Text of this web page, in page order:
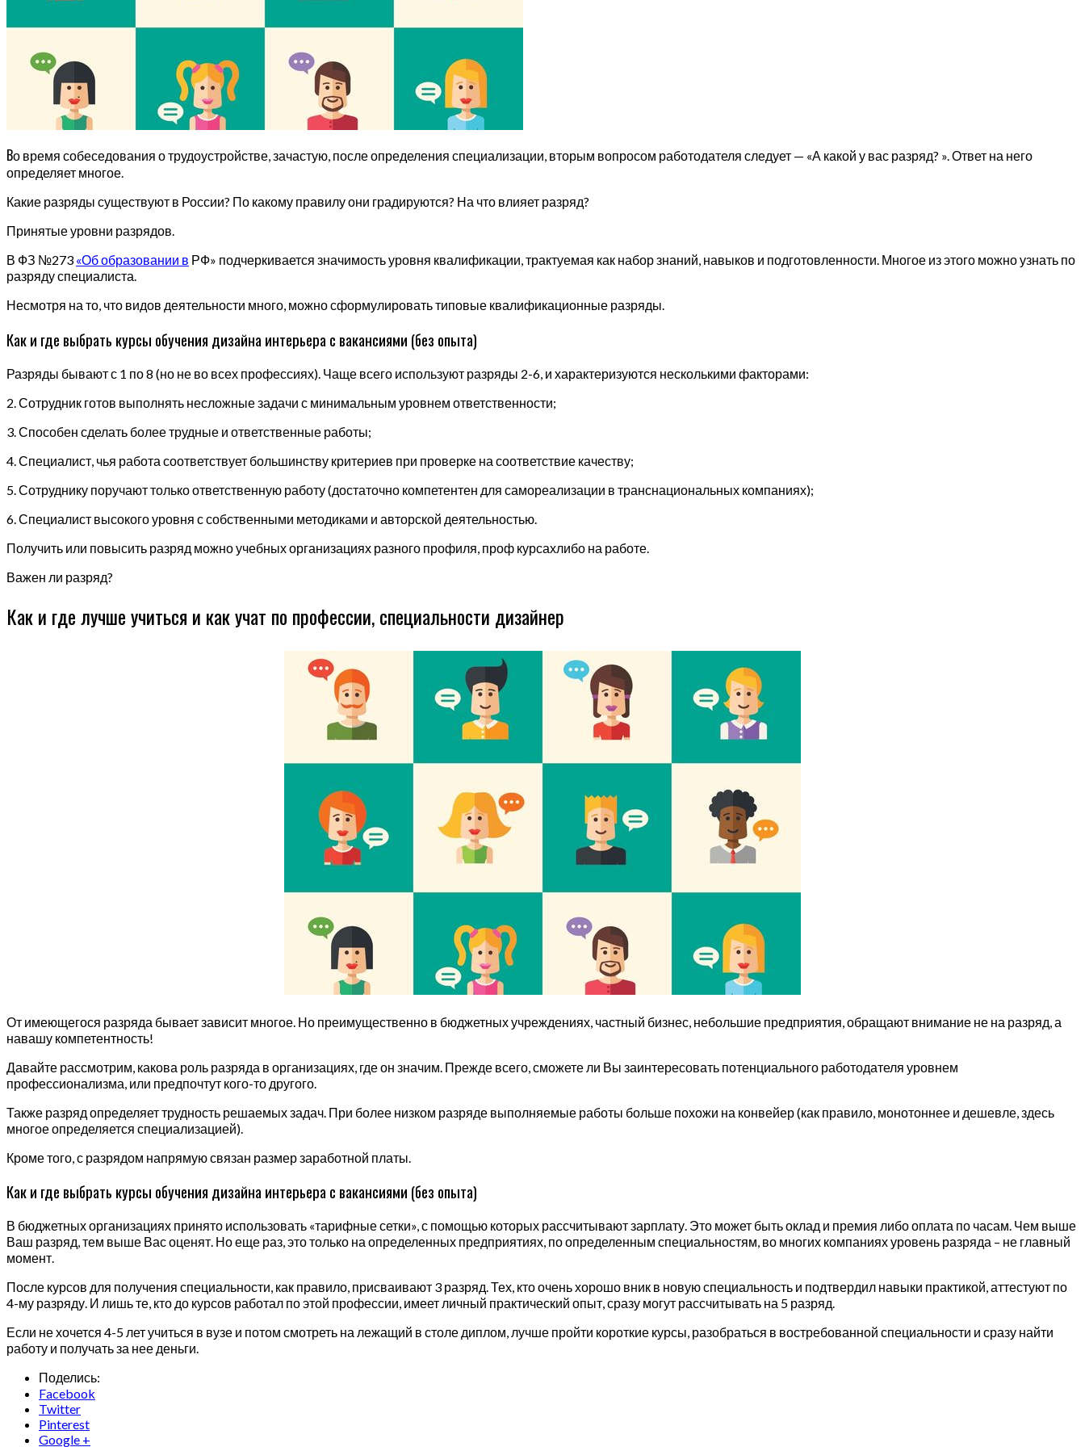
Во время собеседования о трудоустройстве, зачастую, после определения специализации, вторым вопросом работодателя следует — «А какой у вас разряд? ». Ответ на него
определяет многое.
Какие разряды существуют в России? По какому правилу они градируются? На что влияет разряд?
Принятые уровни разрядов.
В ФЗ №273 «Об образовании в РФ» подчеркивается значимость уровня квалификации, трактуемая как набор знаний, навыков и подготовленности. Многое из этого можно узнать по
разряду специалиста.
Несмотря на то, что видов деятельности много, можно сформулировать типовые квалификационные разряды.
Как и где выбрать курсы обучения дизайна интерьера с вакансиями (без опыта)
Разряды бывают с 1 по 8 (но не во всех профессиях). Чаще всего используют разряды 2-6, и характеризуются несколькими факторами:
2. Сотрудник готов выполнять несложные задачи с минимальным уровнем ответственности;
3. Способен сделать более трудные и ответственные работы;
4. Специалист, чья работа соответствует большинству критериев при проверке на соответствие качеству;
5. Сотруднику поручают только ответственную работу (достаточно компетентен для самореализации в транснациональных компаниях);
6. Специалист высокого уровня с собственными методиками и авторской деятельностью.
Получить или повысить разряд можно учебных организациях разного профиля, проф курсахлибо на работе.
Важен ли разряд?
Как и где лучше учиться и как учат по профессии, специальности дизайнер
От имеющегося разряда бывает зависит многое. Но преимущественно в бюджетных учреждениях, частный бизнес, небольшие предприятия, обращают внимание не на разряд, а
навашу компетентность!
Давайте рассмотрим, какова роль разряда в организациях, где он значим. Прежде всего, сможете ли Вы заинтересовать потенциального работодателя уровнем
профессионализма, или предпочтут кого-то другого.
Также разряд определяет трудность решаемых задач. При более низком разряде выполняемые работы больше похожи на конвейер (как правило, монотоннее и дешевле, здесь
многое определяется специализацией).
Кроме того, с разрядом напрямую связан размер заработной платы.
Как и где выбрать курсы обучения дизайна интерьера с вакансиями (без опыта)
В бюджетных организациях принято использовать «тарифные сетки», с помощью которых рассчитывают зарплату. Это может быть оклад и премия либо оплата по часам. Чем выше
Ваш разряд, тем выше Вас оценят. Но еще раз, это только на определенных предприятиях, по определенным специальностям, во многих компаниях уровень разряда – не главный
момент.
После курсов для получения специальности, как правило, присваивают 3 разряд. Тех, кто очень хорошо вник в новую специальность и подтвердил навыки практикой, аттестуют по
4-му разряду. И лишь те, кто до курсов работал по этой профессии, имеет личный практический опыт, сразу могут рассчитывать на 5 разряд.
Если не хочется 4-5 лет учиться в вузе и потом смотреть на лежащий в столе диплом, лучше пройти короткие курсы, разобраться в востребованной специальности и сразу найти
работу и получать за нее деньги.
Поделись:
Facebook
Twitter
Pinterest
Google +